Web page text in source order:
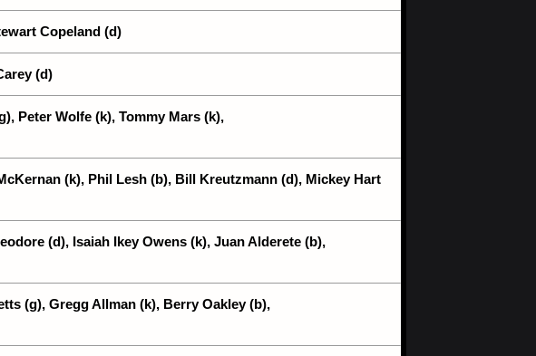
Copeland (d)
(d)
Peter Wolfe (k), Tommy Mars (k),
(k), Phil Lesh (b), Bill Kreutzmann (d), Mickey Hart
(d), Isaiah Ikey Owens (k), Juan Alderete (b),
(g), Gregg Allman (k), Berry Oakley (b),